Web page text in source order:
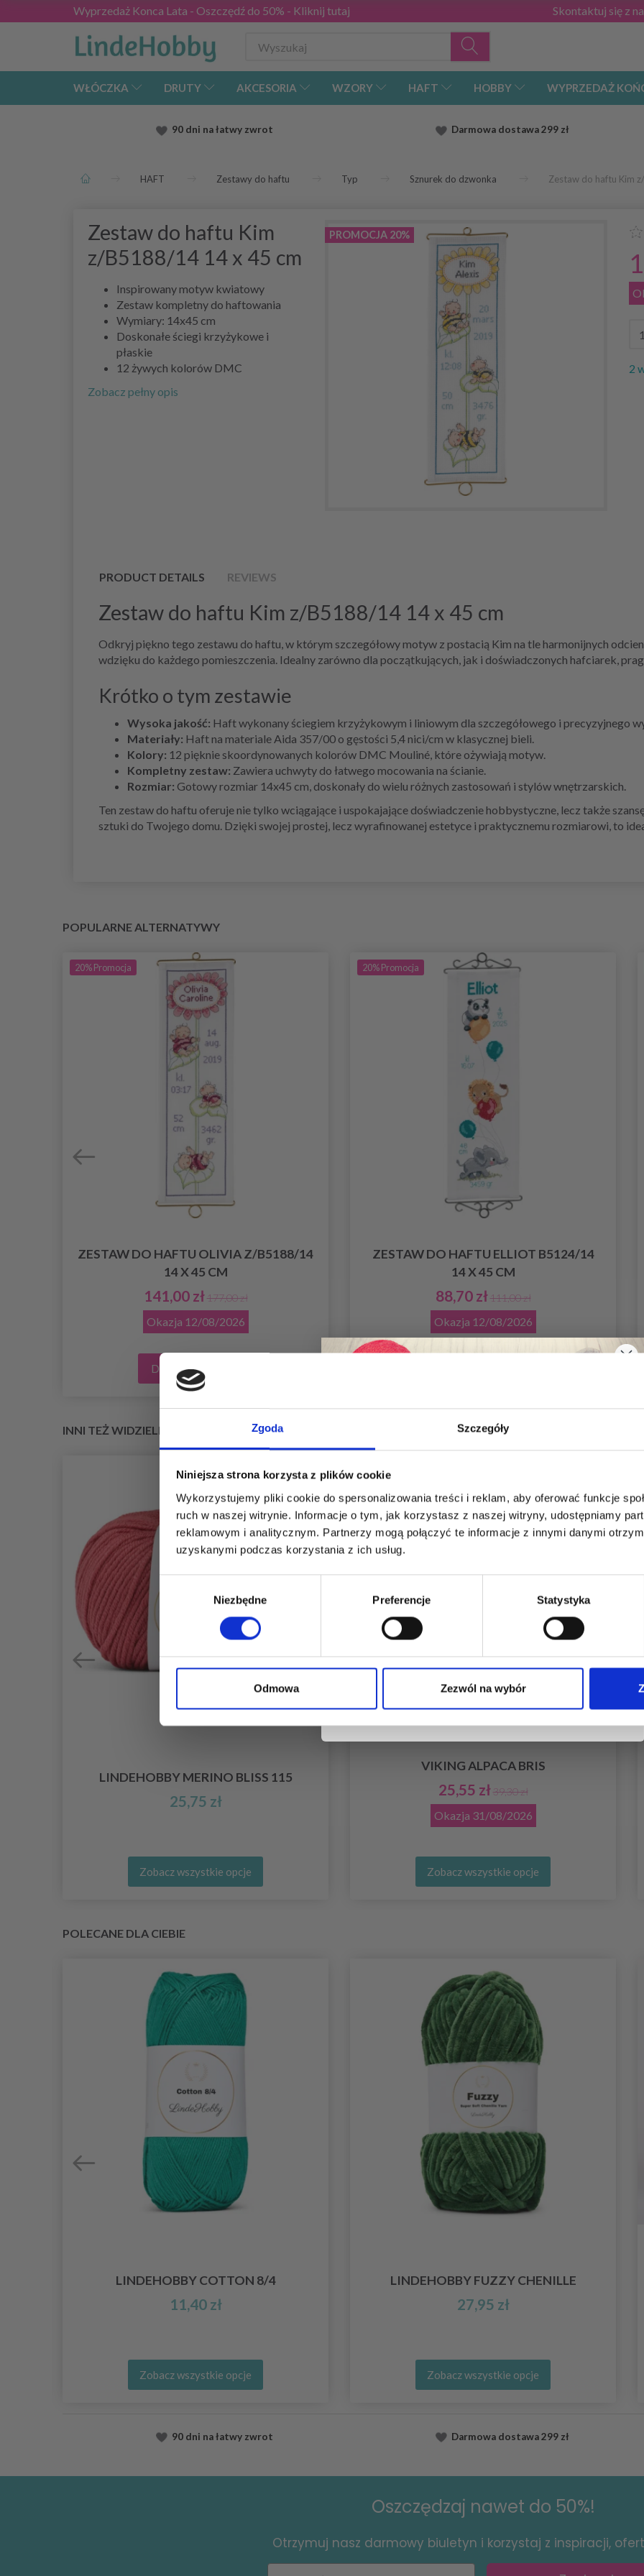
Zgoda Szczegóły
Niniejsza strona korzysta z plików cookie
Wykorzystujemy pliki cookie do spersonalizowania treści i reklam, aby oferować funkcje
ruch w naszej witrynie. Informacje o tym, jak korzystasz z naszej witryny, udostępniamy
reklamowym i analitycznym. Partnerzy mogą połączyć te informacje z innymi danymi
uzyskanymi podczas korzystania z ich usług.
Niezbędne Preferencje Statystyka
Odmowa Zezwól na wybór
Wyprzedaż Konca Lata - Oszczędź do 50% - Kliknij tutaj Skontaktuj się z
WŁÓCZKA DRUTY AKCESORIA WZORY HAFT HOBBY WYPRZEDAŻ
90 dni na łatwy zwrot Darmowa dostawa299 zł
HAFT Zestawy do haftu Typ Sznurek do dzwonka Zestaw do haftu Kim
Zestaw do haftu Kim
z/B5188/14 14 x 45 cm
Inspirowany motyw kwiatowy
Zestaw kompletny do haftowania
Wymiary: 14x45 cm
Doskonałe ściegi krzyżykowe i
płaskie
12 żywych kolorów DMC
Zobacz pełny opis
PROMOCJA 20%
2
PRODUCT DETAILS REVIEWS
Zestaw do haftu Kim z/B5188/14 14 x 45 cm
Odkryj piękno tego zestawu do haftu, w którym szczegółowy motyw z postacią Kim na tle harmonijnych
wdzięku do każdego pomieszczenia. Idealny zarówno dla początkujących, jak i doświadczonych hafciarek,
Krótko o tym zestawie
Wysoka jakość: Haft wykonany ściegiem krzyżykowym i liniowym dla szczegółowego i precyzyjnego
Materiały: Haft na materiale Aida 357/00 o gęstości 5,4 nici/cm w klasycznej bieli.
Kolory: 12 pięknie skoordynowanych kolorów DMC Mouliné, które ożywiają motyw.
Kompletny zestaw: Zawiera uchwyty do łatwego mocowania na ścianie.
Rozmiar: Gotowy rozmiar 14x45 cm, doskonały do wielu różnych zastosowań i stylów wnętrzarskich.
Ten zestaw do haftu oferuje nie tylko wciągające i uspokajające doświadczenie hobbystyczne, lecz także
sztuki do Twojego domu. Dzięki swojej prostej, lecz wyrafinowanej estetyce i praktycznemu rozmiarowi, to
POPULARNE ALTERNATYWY
20%Promocja
ZESTAW DO HAFTU OLIVIA Z/B5188/14
14 X 45 CM
141,00 zł 177,00 zł
Okazja 12/08/2026
Dodaj do koszyka
20%Promocja
ZESTAW DO HAFTU ELLIOT B5124/14
14 X 45 CM
88,70 zł 111,00 zł
Okazja 12/08/2026
INNI TEŻ WIDZIELI
LINDEHOBBY MERINO BLISS 115
25,75 zł
Zobacz wszystkie opcje
35%Promocja
VIKING ALPACA BRIS
25,55 zł 39,30 zł
Okazja 31/08/2026
Zobacz wszystkie opcje
POLECANE DLA CIEBIE
LINDEHOBBY COTTON 8/4
11,40 zł
Zobacz wszystkie opcje
LINDEHOBBY FUZZY CHENILLE
27,95 zł
Zobacz wszystkie opcje
90 dni na łatwy zwrot Darmowa dostawa299 zł
Oszczędzaj nawet do 50%!
Otrzymuj nasz darmowy biuletyn i korzystaj z inspiracji,
Oszczędź nawet do 50%
Stań się częścią naszej społeczności
miłośników włóczek i uzyskaj wyłączny
dostęp do inspirujących wzorów na druty i
Tak, zapisz mnie!
Nie, dziękuję